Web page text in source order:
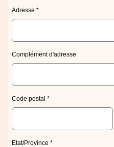
Adresse
Complément d'adresse
Code postal
Etat/Province